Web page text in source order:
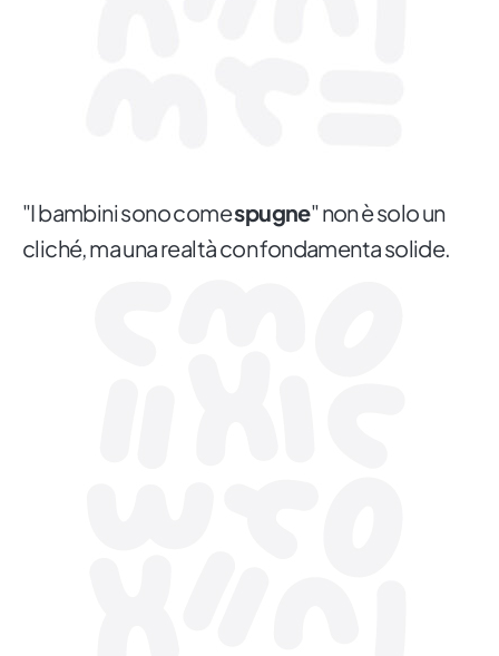
"I bambini sono comespugne" non è solo un
cliché, ma una realtà con fondamenta solide.